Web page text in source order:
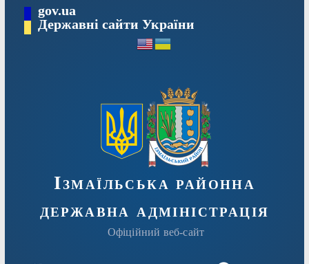
вмісту
gov.ua
Державні сайти України
Ізмаїльська районна
державна адміністрація
Офіційний веб-сайт